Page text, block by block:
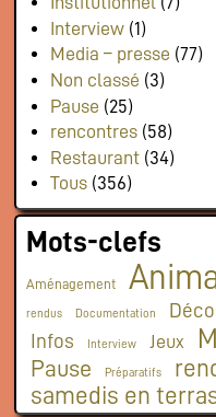
Interview(1)
Media – presse (77)
Non classé (3)
Pause (25)
rencontres(58)
Restaurant(34)
Tous(356)
Mots-clefs
Aménagement
rendus Documentation
Infos Interview Jeux
Pause Préparatifs
samedis en